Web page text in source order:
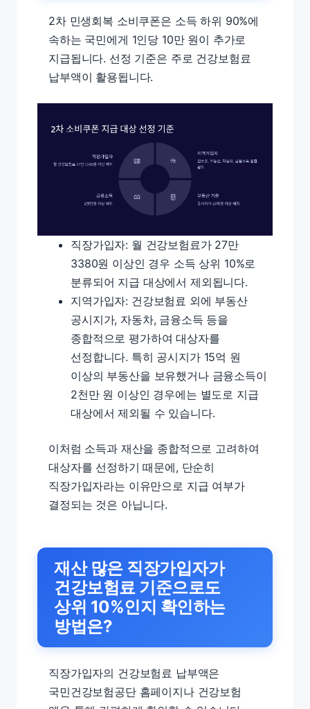
2차 민생회복 소비쿠폰은 소득 하위 90%에
속하는 국민에게 1인당 10만 원이 추가로
지급됩니다. 선정 기준은 주로 건강보험료
납부액이 활용됩니다.
직장가입자: 월 건강보험료가 27만
3380원 이상인 경우 소득 상위 10%로
분류되어 지급 대상에서 제외됩니다.
지역가입자: 건강보험료 외에 부동산
공시지가, 자동차, 금융소득 등을
종합적으로 평가하여 대상자를
선정합니다. 특히 공시지가 15억 원
이상의 부동산을 보유했거나 금융소득이
2천만 원 이상인 경우에는 별도로 지급
대상에서 제외될 수 있습니다.
이처럼 소득과 재산을 종합적으로 고려하여
대상자를 선정하기 때문에, 단순히
직장가입자라는 이유만으로 지급 여부가
결정되는 것은 아닙니다.
재산 많은 직장가입자가
건강보험료 기준으로도
상위 10%인지 확인하는
방법은?
직장가입자의 건강보험료 납부액은
국민건강보험공단 홈페이지나 건강보험